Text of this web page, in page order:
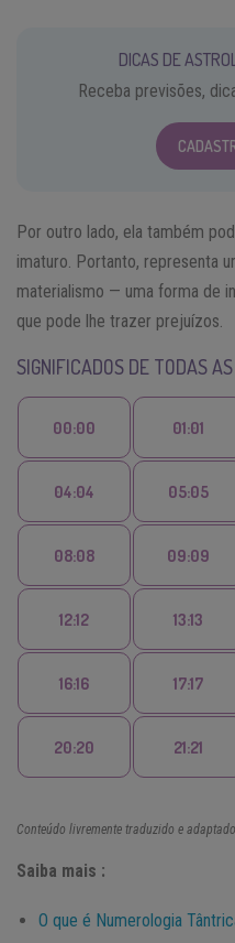
DICAS DE
Receba previsões,
Por outro lado, ela também
imaturo. Portanto, representa
materialismo — uma forma de
que pode lhe trazer prejuízos.
SIGNIFICADOS DE TODAS
00:00 01:01
04:04 05:05
08:08 09:09
12:12 13:13
16:16 17:17
20:20 21:21
Conteúdo livremente traduzido e
Saiba mais :
O que é Numerologia